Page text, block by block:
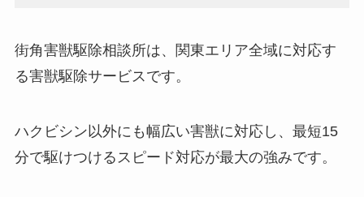
街角害獣駆除相談所は、関東エリア全域に対応す
る害獣駆除サービスです。
ハクビシン以外にも幅広い害獣に対応し、最短15
分で駆けつけるスピード対応が最大の強みです。